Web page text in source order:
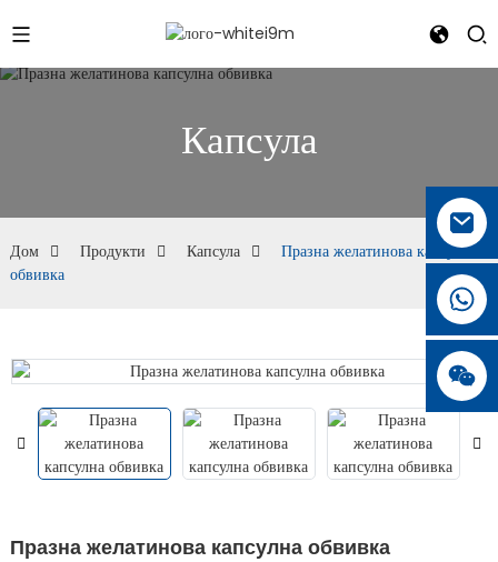
Капсула
Дом Продукти Капсула
Празна желатинова капсулна
обвивка
Празна желатинова капсулна обвивка